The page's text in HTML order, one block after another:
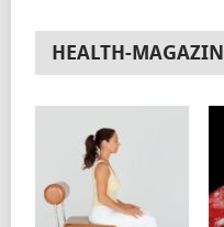
HEALTH-MAGAZIN